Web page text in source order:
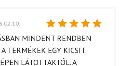
Értékelés:
MINDENT RENDBEN
TERMÉKEK EGY KICSIT
LÁTOTTAKTÓL. A